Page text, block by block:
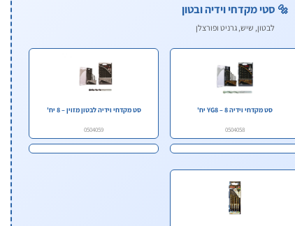
🔩 סטי מקדחי וידיה ובטון
לבטון, שיש, גרניט ופורצלן
סט מקדחי וידיה YG8 – 8 יח'
0504058
סט מקדחי וידיה לבטון מזוין – 8 יח'
0504059